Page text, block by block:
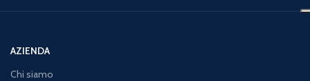
AZIENDA
Chi siamo